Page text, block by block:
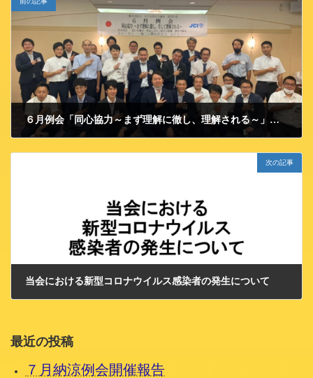
６月例会「同心協力～まず理解に徹し、理解される～」開催事業報告
次の記事
当会における新型コロナウイルス感染者の発生について
最近の投稿
７月納涼例会開催報告